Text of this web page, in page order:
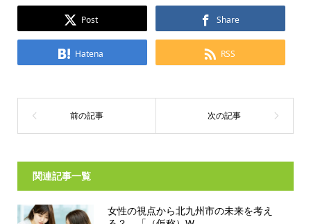
Post Share
Hatena RSS
関連記事一覧
女性の視点から北九州市の未来を考え